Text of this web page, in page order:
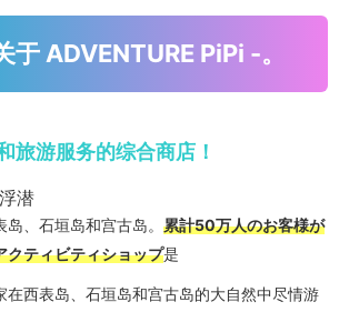
于 ADVENTURE PiPi -。
旅游服务的综合商店！
、石垣岛和宫古岛。 累計50万人のお客様が
クティビティショップ是
在西表岛、石垣岛和宫古岛的大自然中尽情游